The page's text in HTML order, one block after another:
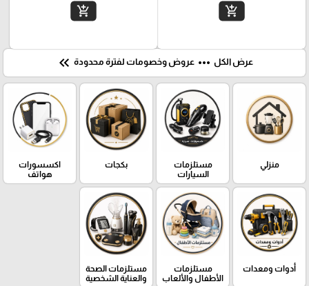
add_shopping_cart
add_shopping_cart
عرض الكل more_horiz عروض وخصومات لفترة محدودة keyboard_double_arrow_left
منزلي
مستلزمات
السيارات
بكجات
اكسسورات
هواتف
أدوات ومعدات
مستلزمات
الأطفال والألعاب
مستلزمات الصحة
والعناية الشخصية